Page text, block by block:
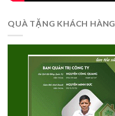
QUÀ TẶNG KHÁCH HÀNG